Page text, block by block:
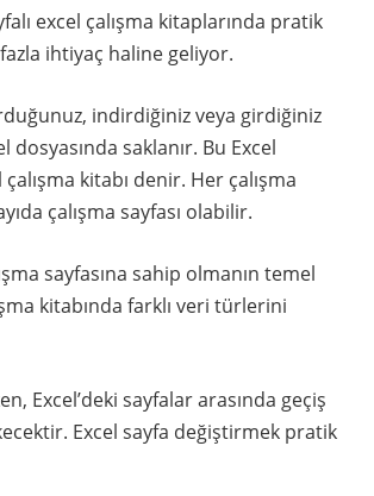
excel çalışma kitaplarında pratik
ihtiyaç haline geliyor.
indirdiğiniz veya girdiğiniz
dosyasında saklanır. Bu Excel
çalışma kitabı denir. Her çalışma
çalışma sayfası olabilir.
sayfasına sahip olmanın temel
kitabında farklı veri türlerini
Excel’deki sayfalar arasında geçiş
Excel sayfa değiştirmek pratik